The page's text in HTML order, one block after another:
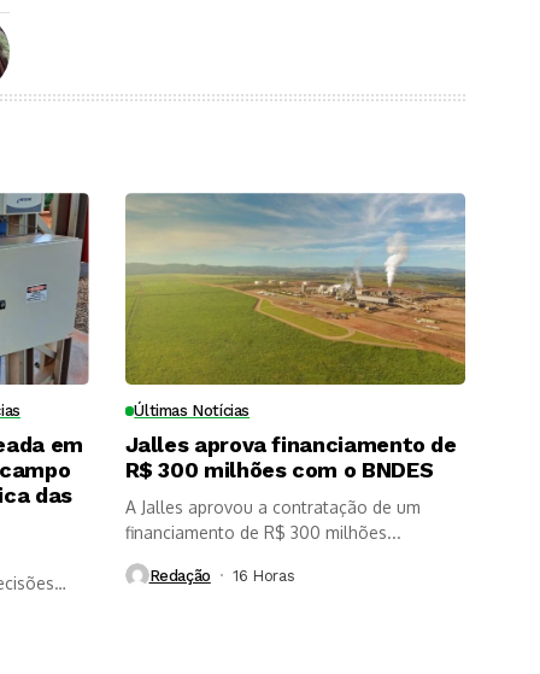
em
das
Últimas Notícias
Jalles aprova financiamento de
R$ 300 milhões com o BNDES
A Jalles aprovou a contratação de um
financiamento de R$ 300 milhões...
Redação 16 Horas ⁮